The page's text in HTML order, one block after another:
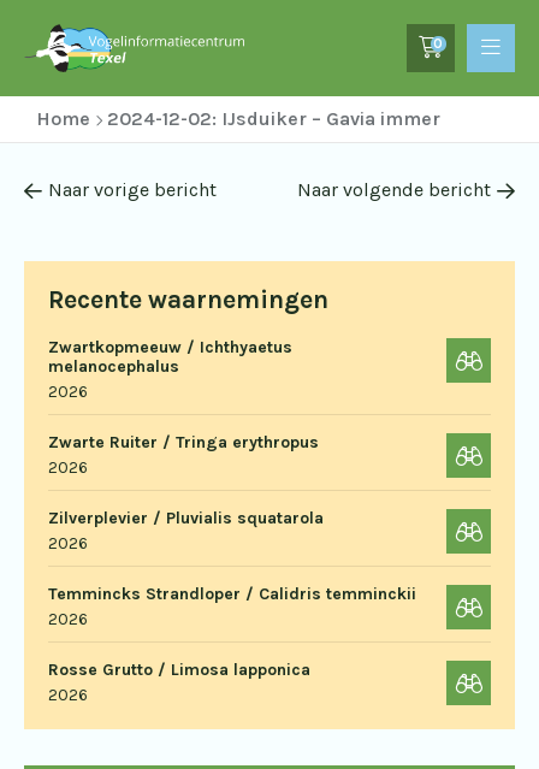
0
Home 2024-12-02: IJsduiker – Gavia immer
Recente waarnemingen
Zwartkopmeeuw / Ichthyaetus
melanocephalus
2026
Zwarte Ruiter / Tringa erythropus
2026
Zilverplevier / Pluvialis squatarola
2026
Temmincks Strandloper / Calidris temminckii
2026
Rosse Grutto / Limosa lapponica
2026
Naar vorige bericht Naar volgende bericht